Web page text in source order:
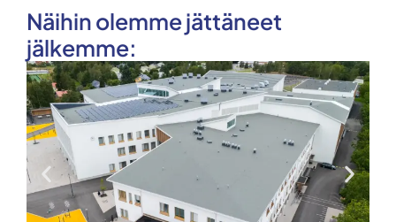
Näihin olemme jättäneet
jälkemme: